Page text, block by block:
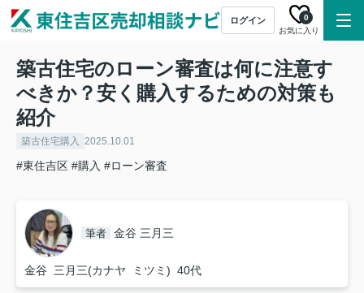
ログイン
お気に入り
0
築古住宅のローン審査は何に注意す
べきか？安く購入するための対策も
紹介
築古住宅購入 2025.10.01
#東住吉区 #購入 #ローン審査
筆者 金谷 三月三
金谷 三月三(カナヤ ミツミ) 40代